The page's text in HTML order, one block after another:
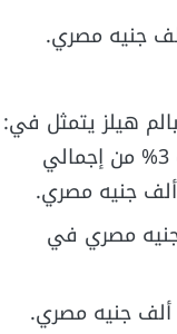
هيلز يتمثل في:
سداد مقدم الحجز للوحدة بنسبة 3% من إجمالي
الشهري 28 ألف جنيه مصري في